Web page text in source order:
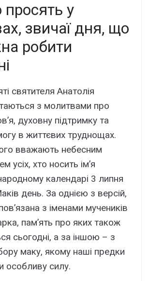
у
звичаї дня, що
робити
святителя Анатолія
з молитвами про
духовну підтримку та
в життєвих труднощах.
вважають небесним
усіх, хто носить ім’я
календарі 3 липня
день. За однією з версій,
з іменами мучеників
пам’ять про яких також
сьогодні, а за іншою – з
маку, якому наші предки
особливу силу.